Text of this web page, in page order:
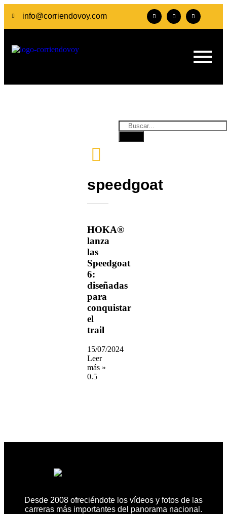
info@corriendovoy.com
speedgoat
HOKA®
lanza
las
Speedgoat
6:
diseñadas
para
conquistar
el
trail
15/07/2024
Leer
más »
Desde 2008 ofreciéndote los vídeos y fotos de las
carreras más importantes del panorama nacional.